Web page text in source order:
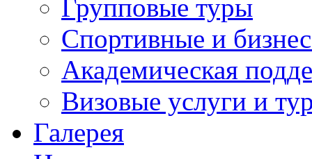
Групповые туры
Спортивные и
Академическая
Визовые услуги и
Галерея